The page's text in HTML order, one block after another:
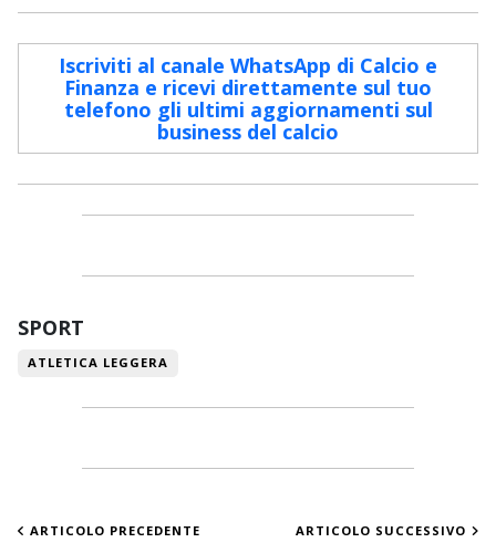
Iscriviti al canale WhatsApp di Calcio e
Finanza e ricevi direttamente sul tuo
telefono gli ultimi aggiornamenti sul
business del calcio
SPORT
ATLETICA LEGGERA
ARTICOLO PRECEDENTE ARTICOLO SUCCESSIVO